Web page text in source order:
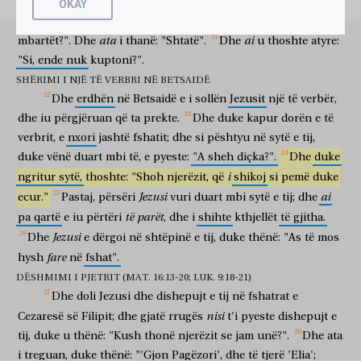
λέγοντες, ὅτι
ἄλλοι
të tjerë
δὲ
por
ὅτι
se
εἷς
një
τῶν προφητῶν.
i profetëve
καὶ αὐτὸς ἐπηρώτα αὐτούς,
ὑμεῖς
ju
δὲ
po
τίνα
kush
με
unë
λέγετε
thoni për të qenë
Πέτρος λέγει
thotë
αὐτῷ,
atij
σὺ εἶ ὁ Χριστός.
Krishti
καὶ
dhe
ἐπετίμησεν
paralajmëroi
αὐτοῖς
ata
ἵνα
që
μηδενὶ
askujt
λέγωσιν
të thonë
περὶ
për
αὐτοῦ.
atë
καὶ
dhe
ἤρξατο
filloi
διδάσκειν
për të mësuar
αὐτοὺς
ata
ὅτι
se
δεῖ
duhet
τὸν Υἱὸν
Biri
τοῦ
Ἀνθρώπου
i Njeriut
πολλὰ
shumë
παθεῖν,
për të vuajtur
καὶ
dhe
ἀποδοκιμασθῆναι
për t'u hedhur poshtë
ὑπὸ
nga
τῶν πρεσβυτέρων
pleqtë
καὶ
dhe
τῶν ἀρχιερέων
kryepriftërinjtë
καὶ
dhe
τῶν γραμματέων,
skribët
καὶ ἀποκτανθῆναι,
për t'u vrarë
καὶ
dhe
μετὰ τρεῖς
tri
ἡμέρας
ditësh
ἀναστῆναι.
καὶ
dhe
παρρησίᾳ
hapur
τὸν
fjalën fliste dhe duke marrë pranë
Πέτρος
Pjetri
ἤρξατο
filloi
ἐπιτιμᾶν
për të qortuar atë ai
δὲ,
por duke u kthyer
καὶ
dhe
ἰδὼν
duke parë
τοὺς μαθητὰς
dishepujt
αὐτοῦ,
e tij
ἐπετίμησεν
qortoi
Πέτρῳ
Pjetrin
καὶ
dhe
λέγει,
thotë
ὕπαγε
ik
ὀπίσω
mbrapa
μου,
meje
Σατανᾶ,
o Satan
ὅτι
se
οὐ
nuk
φρονεῖς
mendon
τὰ
ato
τοῦ
shtatat për të katërmijët,
mbartët?". Dhe ata i thanë: "Shtatë". Dhe ai u thoshte atyre:
"Si, ende nuk kuptoni?".
SHËRIMI I NJË TË VERBRI NË BETSAIDË
Dhe erdhën në Betsaidë e i sollën Jezusit një të verbër,
dhe iu përgjëruan që ta prekte. Dhe duke kapur dorën e të
verbrit, e nxori jashtë fshatit; dhe si pështyu në sytë e tij,
duke vënë duart mbi të, e pyeste: "A sheh diçka?". Dhe duke
ngritur sytë, thoshte: "Shoh njerëzit, që i shikoj si pemë duke
ecur."
Pastaj, përsëri Jezusi vuri duart mbi sytë e tij; dhe ai
pa qartë e iu përtëri të parët, dhe i shihte kthjellët të gjitha.
Dhe Jezusi e dërgoi në shtëpinë e tij, duke thënë: "As të mos
hysh fare në fshat".
DËSHMIMI I PJETRIT (MAT. 16:13-20; LUK. 9:18-21)
Dhe doli Jezusi dhe dishepujt e tij në fshatrat e
Cezaresë së Filipit; dhe gjatë rrugës nisi t'i pyeste dishepujt e
tij, duke u thënë: "Kush thonë njerëzit se jam unë?". Dhe ata
i treguan, duke thënë: "'Gjon Pagëzori', dhe të tjerë 'Elia';
OKAY